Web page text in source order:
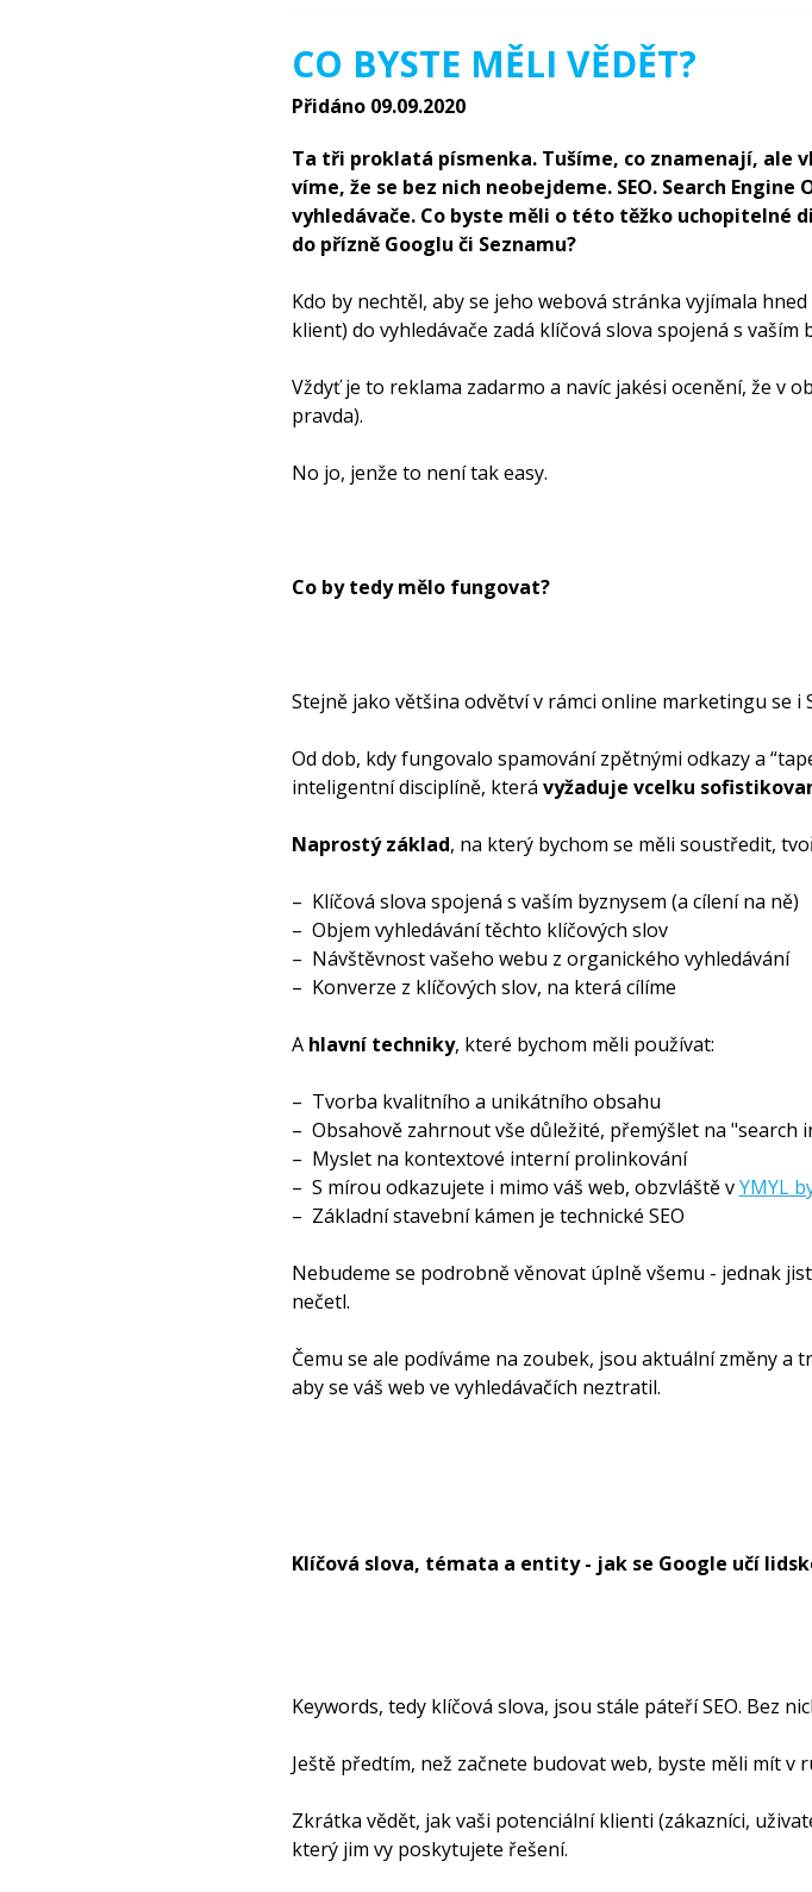
CO BYSTE MĚLI VĚDĚT?
Přidáno 09.09.2020
Ta tři proklatá písmenka. Tušíme, co znamenají, ale
víme, že se bez nich neobejdeme. SEO. Search
vyhledávače. Co byste měli o této těžko uchopitelné
do přízně Googlu či Seznamu?
Kdo by nechtěl, aby se jeho webová stránka vyjímala
klient) do vyhledávače zadá klíčová slova spojená s vaším
Vždyť je to reklama zadarmo a navíc jakési ocenění, že v
pravda).
No jo, jenže to není tak easy.
Co by tedy mělo fungovat?
Stejně jako většina odvětví v rámci online marketingu se i
Od dob, kdy fungovalo spamování zpětnými odkazy a
inteligentní disciplíně, která vyžaduje vcelku
Naprostý základ, na který bychom se měli soustředit,
– Klíčová slova spojená s vaším byznysem (a cílení na ně)
– Objem vyhledávání těchto klíčových slov
– Návštěvnost vašeho webu z organického vyhledávání
– Konverze z klíčových slov, na která cílíme
A hlavní techniky, které bychom měli používat:
– Tvorba kvalitního a unikátního obsahu
– Obsahově zahrnout vše důležité, přemýšlet na "search
– Myslet na kontextové interní prolinkování
– S mírou odkazujete i mimo váš web, obzvláště vYMYL
– Základní stavební kámen je technické SEO
Nebudeme se podrobně věnovat úplně všemu - jednak
nečetl.
Čemu se ale podíváme na zoubek, jsou aktuální změny
aby se váš web ve vyhledávačích neztratil.
Klíčová slova, témata a entity - jak se Google učí
Keywords, tedy klíčová slova, jsou stále páteří SEO. Bez
Ještě předtím, než začnete budovat web, byste měli mít v
Zkrátka vědět, jak vaši potenciální klienti (zákazníci,
který jim vy poskytujete řešení.